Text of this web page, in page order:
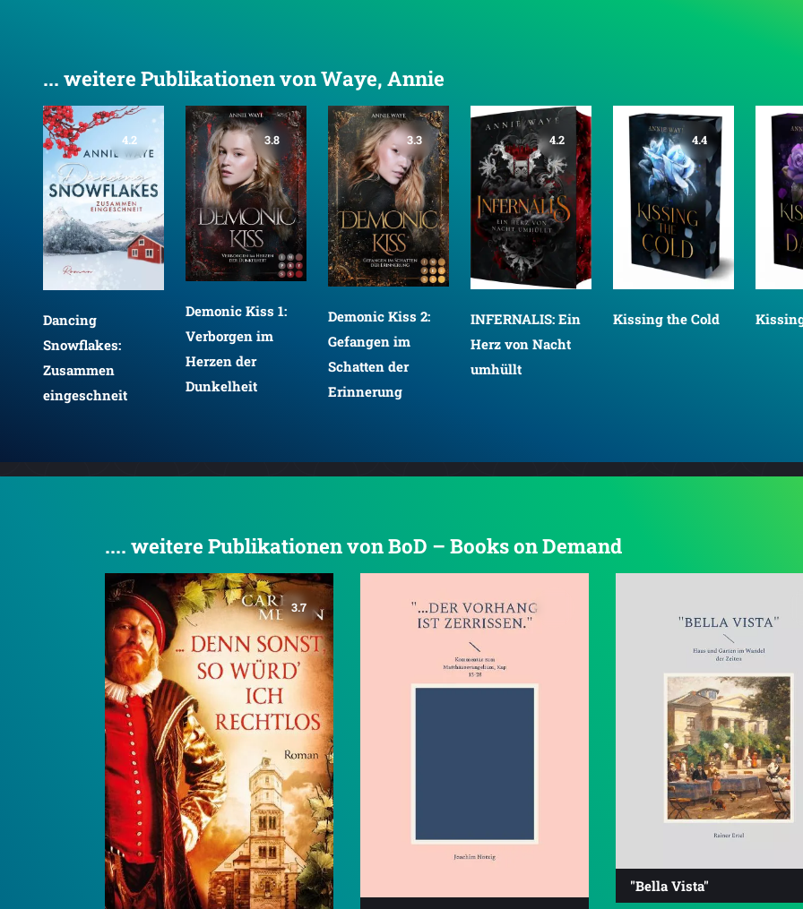
... weitere Publikationen von Waye, Annie
4.2
Dancing
Snowflakes:
Zusammen
eingeschneit
3.8
Demonic Kiss 1:
Verborgen im
Herzen der
Dunkelheit
3.3
Demonic Kiss 2:
Gefangen im
Schatten der
Erinnerung
4.2
INFERNALIS: Ein
Herz von Nacht
umhüllt
4.4
Kissing the Cold
.... weitere Publikationen von BoD – Books on Demand
3.7
"Bella Vista"